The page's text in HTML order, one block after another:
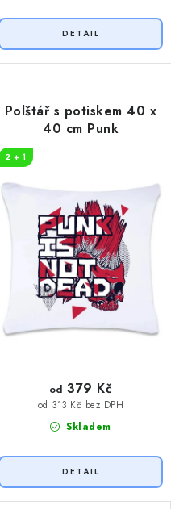
Polštář s potiskem 40 x
40 cm Punk
2 + 1
Skladem
od 313 Kč bez DPH
od 379 Kč